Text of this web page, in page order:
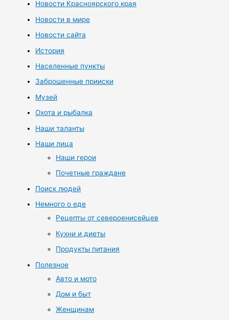
Новости Красноярского края
Новости в мире
Новости сайта
История
Населенные пункты
Заброшенные прииски
Музей
Охота и рыбалка
Наши таланты
Наши лица
Наши герои
Почетные граждане
Поиск людей
Немного о еде
Рецепты от североенисейцев
Кухни и диеты
Продукты питания
Полезное
Авто и мото
Дом и быт
Женщинам